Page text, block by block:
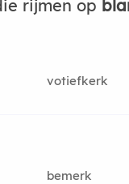
rijmen op
votiefkerk
bemerk